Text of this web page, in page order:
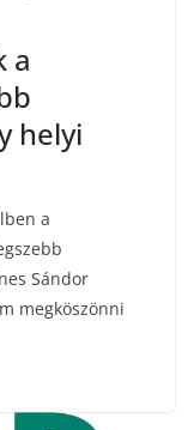
a
helyi
a
Sándor
megköszönni